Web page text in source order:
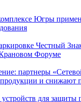
Югры
Честный
Форуме
партнеры
и снижают
для защиты